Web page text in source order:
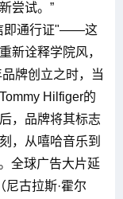
尝试。”
即通行证"——这
新诠释学院风，
牌创立之时，当
Hilfiger的
，品牌将其标志
，从嘻哈音乐到
全球广告大片延
古拉斯·霍尔